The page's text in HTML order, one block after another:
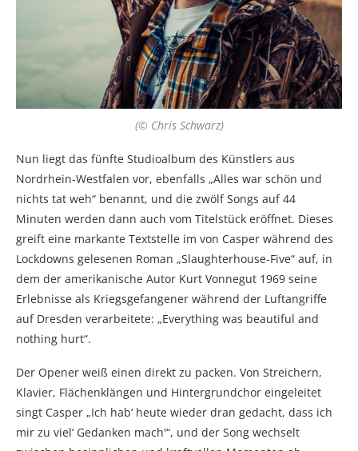
(© Chris Schwarz)
Nun liegt das fünfte Studioalbum des Künstlers aus
Nordrhein-Westfalen vor, ebenfalls „Alles war schön und
nichts tat weh“ benannt, und die zwölf Songs auf 44
Minuten werden dann auch vom Titelstück eröffnet. Dieses
greift eine markante Textstelle im von Casper während des
Lockdowns gelesenen Roman „Slaughterhouse-Five“ auf, in
dem der amerikanische Autor Kurt Vonnegut 1969 seine
Erlebnisse als Kriegsgefangener während der Luftangriffe
auf Dresden verarbeitete: „Everything was beautiful and
nothing hurt“.
Der Opener weiß einen direkt zu packen. Von Streichern,
Klavier, Flächenklängen und Hintergrundchor eingeleitet
singt Casper „Ich hab‘ heute wieder dran gedacht, dass ich
mir zu viel‘ Gedanken mach'“, und der Song wechselt